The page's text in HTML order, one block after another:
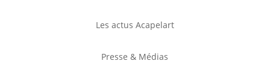
Les actus Acapelart
Presse & Médias